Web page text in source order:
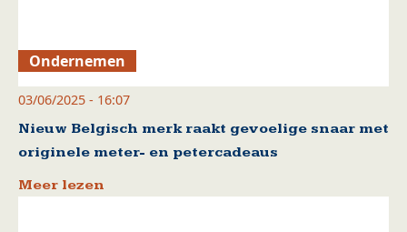
Ondernemen
03/06/2025 - 16:07
Nieuw Belgisch merk raakt gevoelige snaar met
originele meter- en petercadeaus
Meer lezen